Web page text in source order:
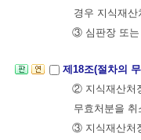
경우 지식재
③ 심판장 또는
제18조(절차의
② 지식재산처
무효처분을
③ 지식재산처